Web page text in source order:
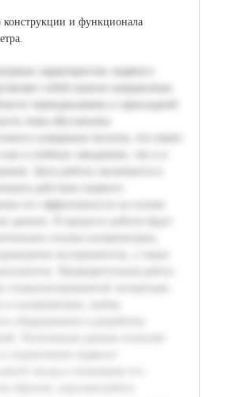
конструкции и функционала